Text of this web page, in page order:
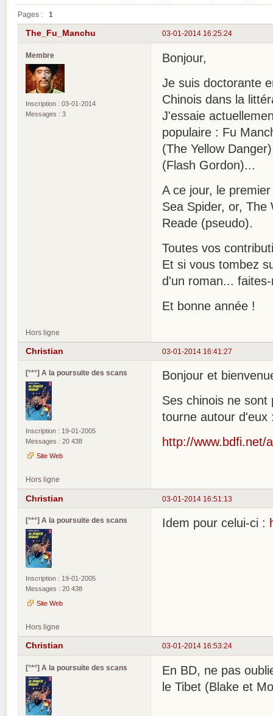
Pages : 1
03-01-2014 16:25:24
The_Fu_Manchu
Membre
Inscription : 03-01-2014
Messages : 3
Bonjour,
Je suis doctorante
Chinois dans la
J'essaie
populaire : Fu
(The Yellow
(Flash Gordon)...
A ce jour, le
Sea Spider, or, The
Reade (pseudo).
Toutes vos
Et si vous tombez
d'un roman...
Et bonne année !
Hors ligne
03-01-2014 16:41:27
Christian
[°*°] A la poursuite des scans
Inscription : 19-01-2005
Messages : 20 438
Site Web
Bonjour et
Ses chinois ne
tourne autour d'eux
http://www.bdfi.net/
Hors ligne
03-01-2014 16:51:13
Christian
[°*°] A la poursuite des scans
Inscription : 19-01-2005
Messages : 20 438
Site Web
Idem pour celui-ci :
Hors ligne
03-01-2014 16:53:24
Christian
[°*°] A la poursuite des scans
En BD, ne pas
le Tibet (Blake et